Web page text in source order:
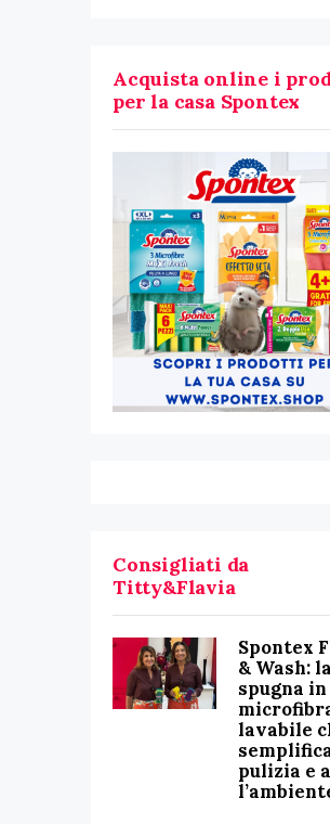
Acquista online i
per la casa Spontex
Consigliati da
Titty&Flavia
Spontex
& Wash: la
spugna in
lavabile
pulizia e